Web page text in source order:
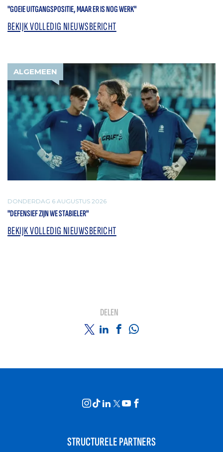
"GOEIE UITGANGSPOSITIE, MAAR ER IS NOG WERK"
BEKIJK VOLLEDIG NIEUWSBERICHT
ALGEMEEN
DONDERDAG 6 AUGUSTUS 2026
"DEFENSIEF ZIJN WE STABIELER"
BEKIJK VOLLEDIG NIEUWSBERICHT
DELEN
STRUCTURELE PARTNERS